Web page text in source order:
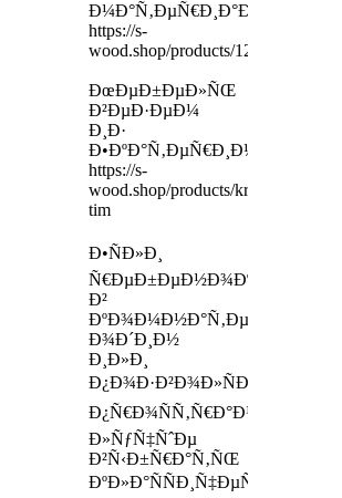
Ð¼Ð°Ñ‚ÐµÑ€Ð¸Ð°Ð»Ð¾Ð²
https://s-
wood.shop/products/12652945
ÐœÐµÐ±ÐµÐ»ÑŒ
Ð²ÐµÐ·ÐµÐ¼
Ð¸Ð·
https://s-
wood.shop/products/krovat-
tim
Ð•ÑÐ»Ð¸
Ñ€ÐµÐ±ÐµÐ½Ð¾Ðº
Ð²
ÐºÐ¾Ð¼Ð½Ð°Ñ‚Ðµ
Ð¾Ð´Ð¸Ð½
Ð¸Ð»Ð¸
Ð¿Ð¾Ð·Ð²Ð¾Ð»ÑÐµÑ‚
Ð¿Ñ€Ð¾ÑÑ‚Ñ€Ð°Ð½ÑÑ‚Ð²Ð¾,
Ð»ÑƒÑ‡ÑˆÐµ
Ð²Ñ‹Ð±Ñ€Ð°Ñ‚ÑŒ
ÐºÐ»Ð°ÑÑÐ¸Ñ‡ÐµÑÐºÑƒÑŽ